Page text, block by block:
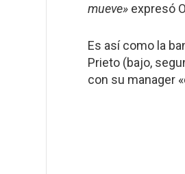
mueve» expresó
Es así como la
Prieto (bajo,
con su manager